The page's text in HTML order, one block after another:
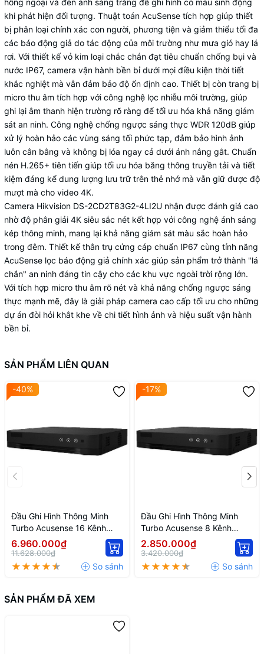
hồng ngoại và đèn ánh sáng trắng để ghi hình có màu sinh động
khi phát hiện đối tượng. Thuật toán AcuSense tích hợp giúp thiết
bị phân loại chính xác con người, phương tiện và giảm thiểu tối đa
các báo động giả do tác động của môi trường như mưa gió hay lá
rơi. Với thiết kế vỏ kim loại chắc chắn đạt tiêu chuẩn chống bụi và
nước IP67, camera vận hành bền bỉ dưới mọi điều kiện thời tiết
khắc nghiệt mà vẫn đảm bảo độ ổn định cao. Thiết bị còn trang bị
micro thu âm tích hợp với công nghệ lọc nhiễu môi trường, giúp
ghi lại âm thanh hiện trường rõ ràng để tối ưu hóa khả năng giám
sát an ninh. Công nghệ chống ngược sáng thực WDR 120dB giúp
xử lý hoàn hảo các vùng sáng tối phức tạp, đảm bảo hình ảnh
luôn cân bằng và không bị lóa ngay cả dưới ánh nắng gắt. Chuẩn
nén H.265+ tiên tiến giúp tối ưu hóa băng thông truyền tải và tiết
kiệm đáng kể dung lượng lưu trữ trên thẻ nhớ mà vẫn giữ được độ
mượt mà cho video 4K.
Camera Hikvision DS-2CD2T83G2-4LI2U nhận được đánh giá cao
nhờ độ phân giải 4K siêu sắc nét kết hợp với công nghệ ánh sáng
kép thông minh, mang lại khả năng giám sát màu sắc hoàn hảo
trong đêm. Thiết kế thân trụ cứng cáp chuẩn IP67 cùng tính năng
AcuSense lọc báo động giả chính xác giúp sản phẩm trở thành "lá
chắn" an ninh đáng tin cậy cho các khu vực ngoài trời rộng lớn.
Với tích hợp micro thu âm rõ nét và khả năng chống ngược sáng
thực mạnh mẽ, đây là giải pháp camera cao cấp tối ưu cho những
dự án đòi hỏi khắt khe về chi tiết hình ảnh và hiệu suất vận hành
bền bỉ.
SẢN PHẨM LIÊN QUAN
-40%
Đầu Ghi Hình Thông Minh
Turbo Acusense 16 Kênh
Hikvision IDS-7216HQHI-
M1/FA
6.960.000₫
11.628.000₫
-17%
Đầu Ghi Hình Thông Minh
Turbo Acusense 8 Kênh
Hikvision IDS-7208HQHI-
M1/FA
2.850.000₫
3.420.000₫
SẢN PHẨM ĐÃ XEM